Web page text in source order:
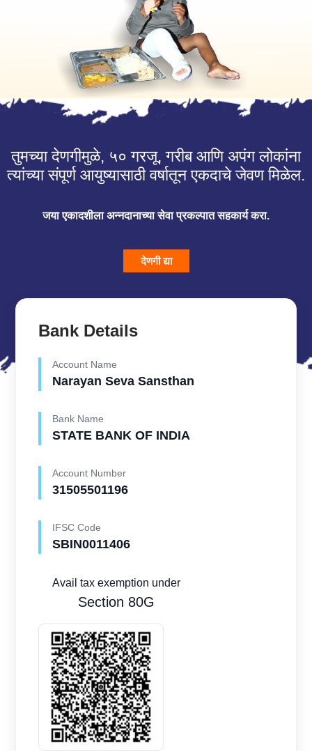
तुमच्या देणगीमुळे, ५० गरजू, गरीब आणि अपंग लोकांना
त्यांच्या संपूर्ण आयुष्यासाठी वर्षातून एकदाचे जेवण मिळेल.
जया एकादशीला अन्नदानाच्या सेवा प्रकल्पात सहकार्य करा.
देणगी द्या
Bank Details
Account Name
Narayan Seva Sansthan
Bank Name
STATE BANK OF INDIA
Account Number
31505501196
IFSC Code
SBIN0011406
Avail tax exemption under
Section 80G